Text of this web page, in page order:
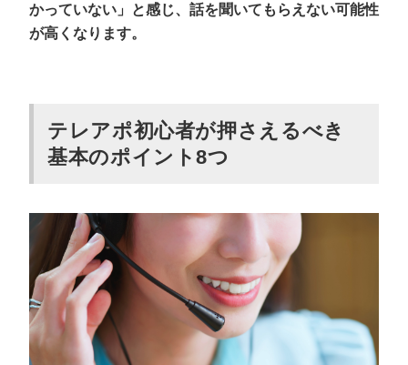
かっていない」と感じ、話を聞いてもらえない可能性
が高くなります。
テレアポ初心者が押さえるべき
基本のポイント8つ